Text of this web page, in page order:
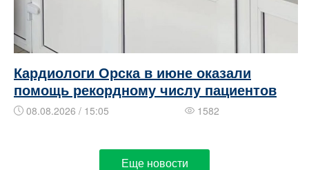
Кардиологи Орска в июне оказали
помощь рекордному числу пациентов
08.08.2026 / 15:05 1582
Еще новости